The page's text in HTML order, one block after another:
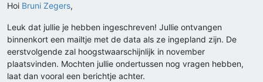
Hoi Bruni Zegers,
Leuk dat jullie je hebben ingeschreven! Jullie ontvangen
binnenkort een mailtje met de data als ze ingepland zijn. De
eerstvolgende zal hoogstwaarschijnlijk in november
plaatsvinden. Mochten jullie ondertussen nog vragen hebben,
laat dan vooral een berichtje achter.